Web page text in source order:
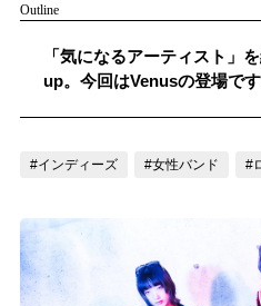
人気ワード
#男性SSW #ポップス #女
MENU
記事一覧
記事リクエスト
ログイン
Outline
「気になるアーティスト」
up。今回はVenusの登場です
#インディーズ #女性バンド #